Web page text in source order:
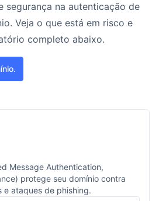
segurança na autenticação de
Veja o que está em risco e
completo abaixo.
Message Authentication,
protege seu domínio contra
e ataques de phishing.